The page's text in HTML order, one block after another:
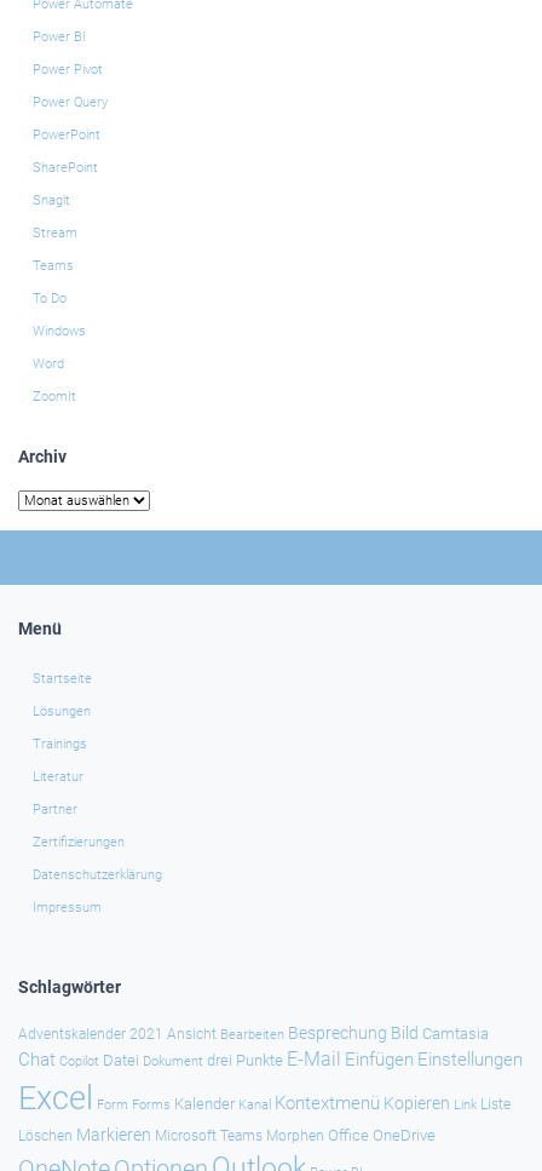
Power Automate
Power BI
Power Pivot
Power Query
PowerPoint
SharePoint
Snagit
Stream
Teams
To Do
Windows
Word
ZoomIt
Archiv
Archiv
Menü
Startseite
Lösungen
Trainings
Literatur
Partner
Zertifizierungen
Datenschutzerklärung
Impressum
Schlagwörter
Adventskalender 2021 Ansicht Bearbeiten Besprechung Bild Camtasia
Chat Copilot Datei Dokument drei Punkte E-Mail Einfügen Einstellungen
Excel Form Forms Kalender Kanal Kontextmenü Kopieren Link Liste
Löschen Markieren Microsoft Teams Morphen Office OneDrive